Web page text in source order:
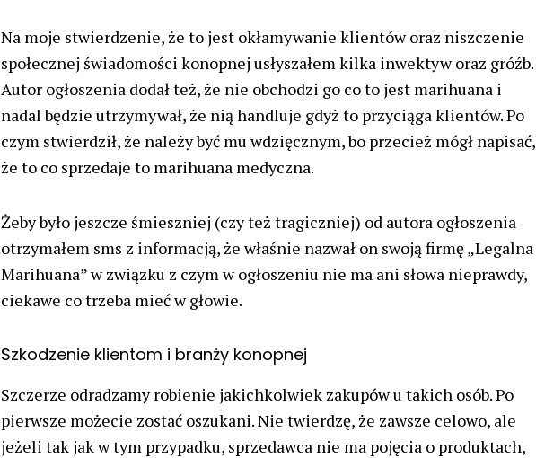
Na moje stwierdzenie, że to jest okłamywanie klientów oraz niszczenie
społecznej świadomości konopnej usłyszałem kilka inwektyw oraz gróźb.
Autor ogłoszenia dodał też, że nie obchodzi go co to jest marihuana i
nadal będzie utrzymywał, że nią handluje gdyż to przyciąga klientów. Po
czym stwierdził, że należy być mu wdzięcznym, bo przecież mógł napisać,
że to co sprzedaje to marihuana medyczna.
Żeby było jeszcze śmieszniej (czy też tragiczniej) od autora ogłoszenia
otrzymałem sms z informacją, że właśnie nazwał on swoją firmę „Legalna
Marihuana” w związku z czym w ogłoszeniu nie ma ani słowa nieprawdy,
ciekawe co trzeba mieć w głowie.
Szkodzenie klientom i branży konopnej
Szczerze odradzamy robienie jakichkolwiek zakupów u takich osób. Po
pierwsze możecie zostać oszukani. Nie twierdzę, że zawsze celowo, ale
jeżeli tak jak w tym przypadku, sprzedawca nie ma pojęcia o produktach,